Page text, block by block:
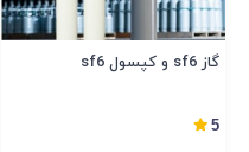
گاز sf6 و کپسول sf6
5